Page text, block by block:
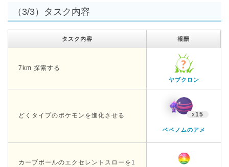
（3/3）タスク内容
タスク内容 報酬
7km 探索する
ヤブクロン
どくタイプのポケモンを進化させる x15
ベベノムのアメ
カーブボールのエクセレントスローを1